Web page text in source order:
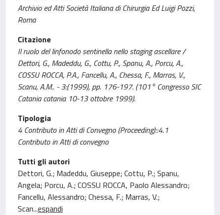
Archivio ed Atti Società Italiana di Chirurgia Ed Luigi Pozzi,
Roma
Citazione
Il ruolo del linfonodo sentinella nello staging ascellare /
Dettori, G., Madeddu, G., Cottu, P., Spanu, A., Porcu, A.,
COSSU ROCCA, P.A., Fancellu, A., Chessa, F., Marras, V.,
Scanu, A.M.. - 3:(1999), pp. 176-197. (101° Congresso SIC
Catania catania 10-13 ottobre 1999).
Tipologia
4 Contributo in Atti di Convegno (Proceeding)::4.1
Contributo in Atti di convegno
Tutti gli autori
Dettori, G.; Madeddu, Giuseppe; Cottu, P.; Spanu,
Angela; Porcu, A.; COSSU ROCCA, Paolo Alessandro;
Fancellu, Alessandro; Chessa, F.; Marras, V.;
Scan...espandi